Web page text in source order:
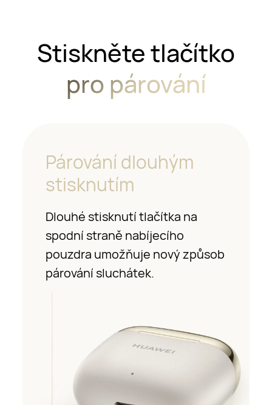
Stiskněte tlačítko
pro párování
Párování dlouhým
stisknutím
Dlouhé stisknutí tlačítka na
spodní straně nabíjecího
pouzdra umožňuje nový způsob
párování sluchátek.